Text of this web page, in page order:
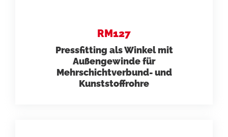
RM127
Pressfitting als Winkel mit
Außengewinde für
Mehrschichtverbund- und
Kunststoffrohre